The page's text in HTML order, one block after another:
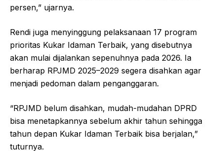
persen,” ujarnya.
Rendi juga menyinggung pelaksanaan 17 program
prioritas Kukar Idaman Terbaik, yang disebutnya
akan mulai dijalankan sepenuhnya pada 2026. Ia
berharap RPJMD 2025–2029 segera disahkan agar
menjadi pedoman dalam penganggaran.
“RPJMD belum disahkan, mudah-mudahan DPRD
bisa menetapkannya sebelum akhir tahun sehingga
tahun depan Kukar Idaman Terbaik bisa berjalan,”
tuturnya.